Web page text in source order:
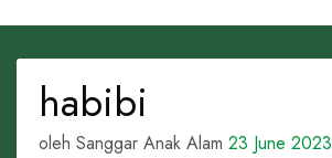
habibi
oleh Sanggar Anak Alam 23 June 2023